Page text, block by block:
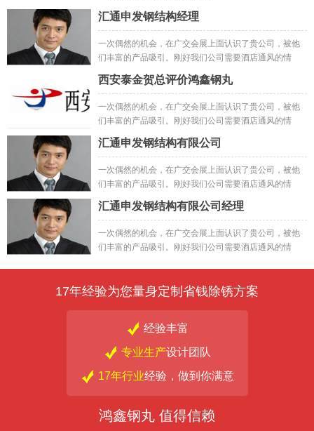
汇通申发钢结构经理
一次偶然的机会，在广交会展上面认识了贵公司，被他
们丰富的产品吸引。刚好我们公司需要酒店通风的情
况，就抱着试试的心态先试了小样，然后订购了一批;之
后做出来的成品
西安泰金贺总评价鸿鑫钢丸
一次偶然的机会，在广交会展上面认识了贵公司，被他
们丰富的产品吸引。刚好我们公司需要酒店通风的情
况，就抱着试试的心态先试了小样，然后订购了一批;之
后做出来的成品一次偶然的机会，在广交会展上面认识
酒店通风的情况，就抱着试试的心态先试了小样，然后
订购了一批;之后做出来的成品
汇通申发钢结构有限公司
一次偶然的机会，在广交会展上面认识了贵公司，被他
们丰富的产品吸引。刚好我们公司需要酒店通风的情
况，就抱着试试的心态先试了小样，然后订购了一批;之
后做出来的成品
汇通申发钢结构有限公司经理
一次偶然的机会，在广交会展上面认识了贵公司，被他
们丰富的产品吸引。刚好我们公司需要酒店通风的情
17年经验为您量身定制省钱除锈方案
经验丰富
专业生产设计团队
17年行业经验，做到你满意
鸿鑫钢丸 值得信赖